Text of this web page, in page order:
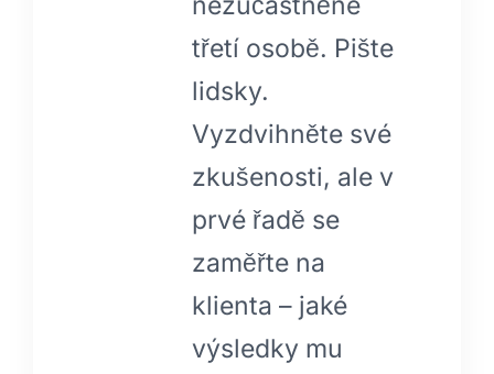
třetí osobě. Pište
lidsky.
Vyzdvihněte své
zkušenosti, ale v
prvé řadě se
zaměřte na
klienta – jaké
výsledky mu